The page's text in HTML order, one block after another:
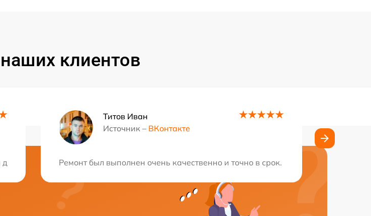
клиентов
профессионалы своего дела. Приятно видеть такой подход. Всем
Титов Иван
Источник – ВКонтакте
Ремонт был выполнен очень качественно и точно в срок. Спасибо за ваш